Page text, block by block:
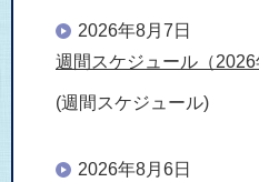
2026年8月7日
週間スケジュール（2026
(週間スケジュール)
2026年8月6日